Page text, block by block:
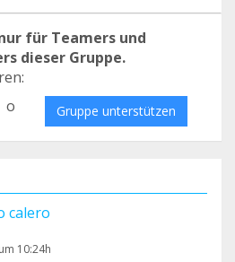
für Teamers und
dieser Gruppe.
o Gruppe unterstützen
calero
10:24h